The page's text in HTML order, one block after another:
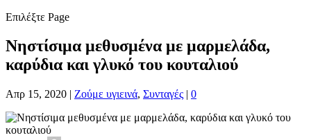
Επιλέξτε Page
Νηστίσιμα μεθυσμένα με μαρμελάδα,
καρύδια και γλυκό του κουταλιού
Απρ 15, 2020 | Ζούμε υγιεινά, Συνταγές | 0